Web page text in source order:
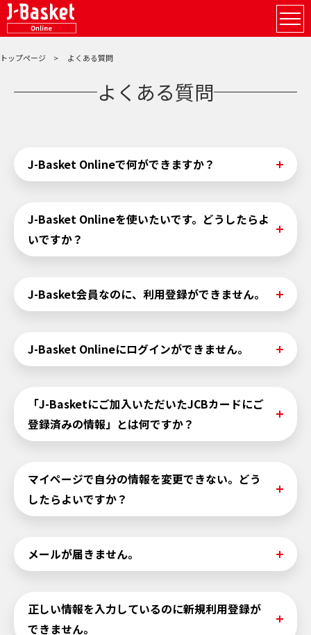
トップページ よくある質問
よくある質問
J-Basket Onlineで何ができますか？
トキャンペーンやグルメクーポンの応募ができるなど、J-
Basket Onlineに登録すると、毎日をより楽しくする各種
サービスをご利用いただけます。
J-Basket Onlineを使いたいです。どうしたらよ
いですか？
J-Basket会員であれば、どなたでも追加料金なしで利用登
利用登録が可能になります。
J-Basket会員なのに、利用登録ができません。
おらず利用登録ができない可能性があります。大変申し訳
入会から1週間以上経っている場合は、こちらをご確認く
ださい。
J-Basket Onlineにログインができません。
・まだ一度もご利用されたことがない方は、新規利用登録
をお願いします。
新規利用登録はJ-Basketにご加入いただいたJCBカード
号」を入力いただくと、登録に進みます。
正しい情報を入力していてログインできない方は
へ
れた、ID（メールアドレス）とPWを入力ください。
忘れた場合は以下より再設定をお願いします。
PWをお忘れの方はこちら
「J-Basketにご加入いただいたJCBカードにご
登録済みの情報」とは何ですか？
所」はJ-Basketにご加入いただいたJCBカードにご登録済
みの情報です。MyJCBからご確認できます。
マイページで自分の情報を変更できない。どう
したらよいですか？
所」はJ-Basketにご加入いただいたJCBカードにご登録済
メールが届きません。
・メールのフィルタリングなどの設定をしている
→「@j-basket.jp」のドメインを受信できるよう設定を
正しい情報を入力しているのに新規利用登録が
できません。